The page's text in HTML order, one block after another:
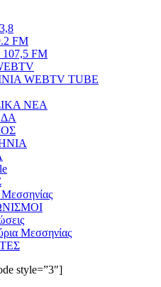
FM
FM
WEBTV TUBE
ΝΕΑ
Μεσσηνίας
style=”3″]